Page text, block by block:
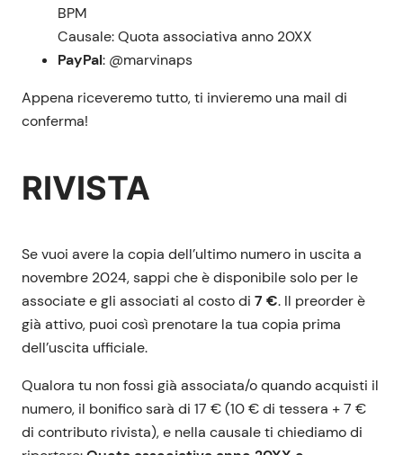
BPM
Causale: Quota associativa anno 20XX
PayPal: @marvinaps
Appena riceveremo tutto, ti invieremo una mail di
conferma!
RIVISTA
Se vuoi avere la copia dell’ultimo numero in uscita a
novembre 2024, sappi che è disponibile solo per le
associate e gli associati al costo di 7 €. Il preorder è
già attivo, puoi così prenotare la tua copia prima
dell’uscita ufficiale.
Qualora tu non fossi già associata/o quando acquisti il
numero, il bonifico sarà di 17 € (10 € di tessera + 7 €
di contributo rivista), e nella causale ti chiediamo di